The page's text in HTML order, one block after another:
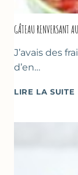
GÂTEAU RENVERSANT
J’avais des
d’en…
LIRE LA SUITE